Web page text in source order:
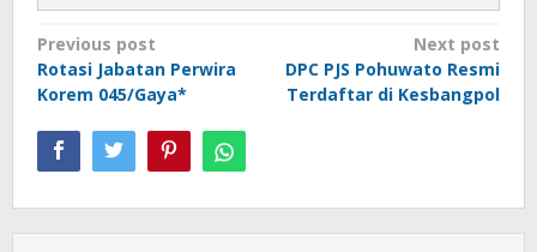
Post
navigation
Previous post
Rotasi Jabatan Perwira
Korem 045/Gaya*
Next post
DPC PJS Pohuwato Resmi
Terdaftar di Kesbangpol